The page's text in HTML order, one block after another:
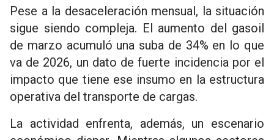
Pese a la desaceleración mensual, la situación
sigue siendo compleja. El aumento del gasoil
de marzo acumuló una suba de 34% en lo que
va de 2026, un dato de fuerte incidencia por el
impacto que tiene ese insumo en la estructura
operativa del transporte de cargas.
La actividad enfrenta, además, un escenario